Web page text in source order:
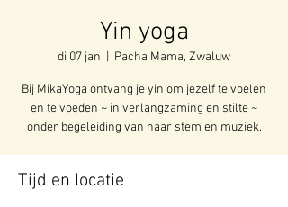
Yin yoga
di 07 jan Pacha Mama, Zwaluw
Bij MikaYoga ontvang je yin om jezelf te voelen
en te voeden ~ in verlangzaming en stilte ~
onder begeleiding van haar stem en muziek.
Tijd en locatie